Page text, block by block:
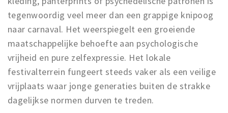
tegenwoordig veel meer dan een grappige knipoog
naar carnaval. Het weerspiegelt een groeiende
maatschappelijke behoefte aan psychologische
vrijheid en pure zelfexpressie. Het lokale
festivalterrein fungeert steeds vaker als een veilige
vrijplaats waar jonge generaties buiten de strakke
dagelijkse normen durven te treden.